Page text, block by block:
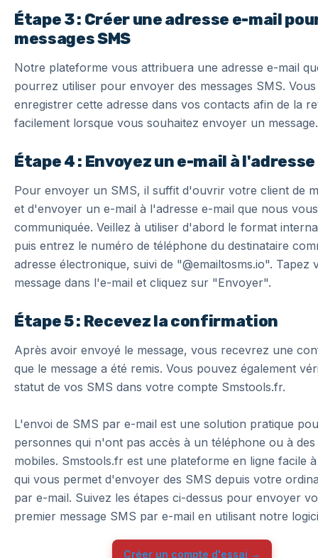
Étape 3 : Créer une adresse e-mail
messages SMS
Notre plateforme vous attribuera une adresse e-mail
pourrez utiliser pour envoyer des messages SMS.
enregistrer cette adresse dans vos contacts afin de la
facilement lorsque vous souhaitez envoyer un message.
Étape 4 : Envoyez un e-mail à l'adresse
Pour envoyer un SMS, il suffit d'ouvrir votre client de
et d'envoyer un e-mail à l'adresse e-mail que nous
communiquée. Veillez à utiliser d'abord le format
puis entrez le numéro de téléphone du destinataire
adresse électronique, suivi de "@emailtosms.io". Tapez
message dans l'e-mail et cliquez sur "Envoyer".
Étape 5 : Recevez la confirmation
Après avoir envoyé le message, vous recevrez une
que le message a été remis. Vous pouvez également
statut de vos SMS dans votre compte Smstools.fr.
L'envoi de SMS par e-mail est une solution pratique
personnes qui n'ont pas accès à un téléphone ou à des
mobiles. Smstools.fr est une plateforme en ligne facile
qui vous permet d'envoyer des SMS depuis votre
par e-mail. Suivez les étapes ci-dessus pour envoyer
premier message SMS par e-mail en utilisant notre
Créer un compte d'essai →